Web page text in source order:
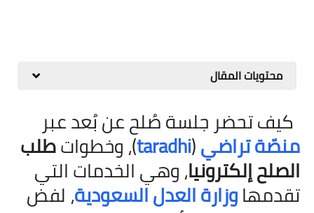
محتويات المقال
كيف تحضر جلسة صُلح عن بُعد عبر
منصّة تراضي(
taradhi)، وخطواتطلب
الصلح إلكترونيا، وهي الخدمات التي
تقدمهاوزارة العدل السعودية، لفض